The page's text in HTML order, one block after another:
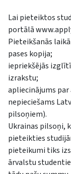
Lai pieteiktos
portālā
Pieteikšanās
pases kopija;
iepriekšējās
izrakstu;
apliecinājums par
nepieciešams
pilsoņiem).
Ukrainas pilsoņi,
pieteikties
pieteikumi tiks
ārvalstu